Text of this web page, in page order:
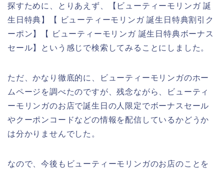
探すために、とりあえず、【ビューティーモリンガ 誕
生日特典】【 ビューティーモリンガ 誕生日特典割引ク
ーポン】【 ビューティーモリンガ 誕生日特典ボーナス
セール】という感じで検索してみることにしました。
ただ、かなり徹底的に、ビューティーモリンガのホー
ムページを調べたのですが、残念ながら、ビューティ
ーモリンガのお店で誕生日の人限定でボーナスセール
やクーポンコードなどの情報を配信しているかどうか
は分かりませんでした。
なので、今後もビューティーモリンガのお店のことを